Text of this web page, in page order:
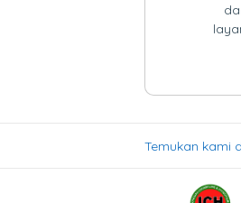
Temukan kami